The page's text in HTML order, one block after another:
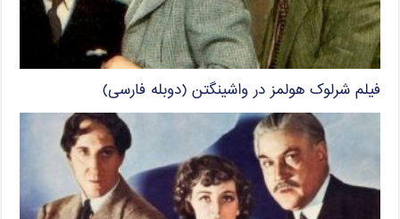
فیلم شرلوک هولمز در واشینگتن (دوبله فارسی)